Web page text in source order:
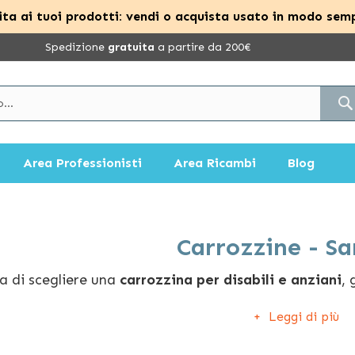
ai tuoi prodotti: vendi o acquista usato in modo
Spedizione gratuita a partire da 200€
Area Professionisti Area Ricambi Blog
Carrozzine -
di scegliere una carrozzina per disabili e anziani,
delle migliori marche pensati
Leggi di più